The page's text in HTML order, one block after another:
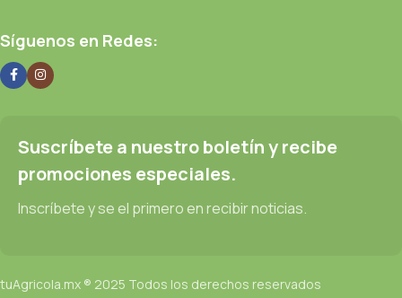
Síguenos en Redes:
Suscríbete a nuestro boletín y recibe
promociones especiales.
Inscríbete y se el primero en recibir noticias.
tuAgricola.mx ® 2025 Todos los derechos reservados